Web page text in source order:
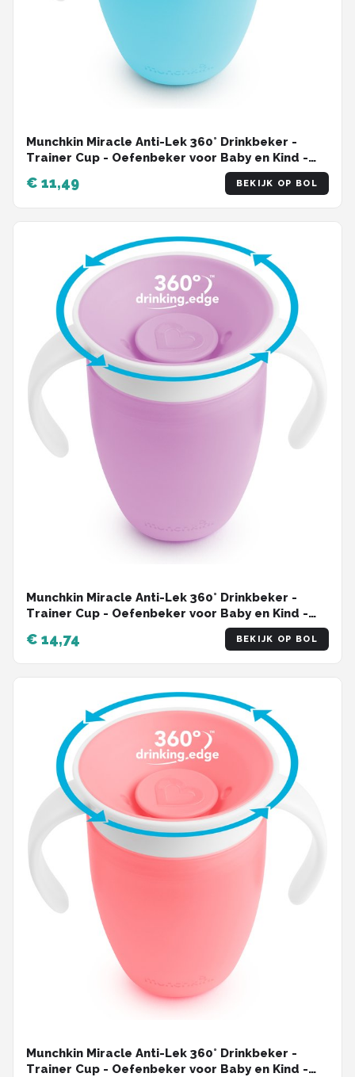
Munchkin Miracle Anti-Lek 360° Drinkbeker -
Trainer Cup - Oefenbeker voor Baby en Kind -
€ 11,49 BEKIJK OP BOL
Munchkin Miracle Anti-Lek 360° Drinkbeker -
Trainer Cup - Oefenbeker voor Baby en Kind -
€ 14,74 BEKIJK OP BOL
Munchkin Miracle Anti-Lek 360° Drinkbeker -
Trainer Cup - Oefenbeker voor Baby en Kind -